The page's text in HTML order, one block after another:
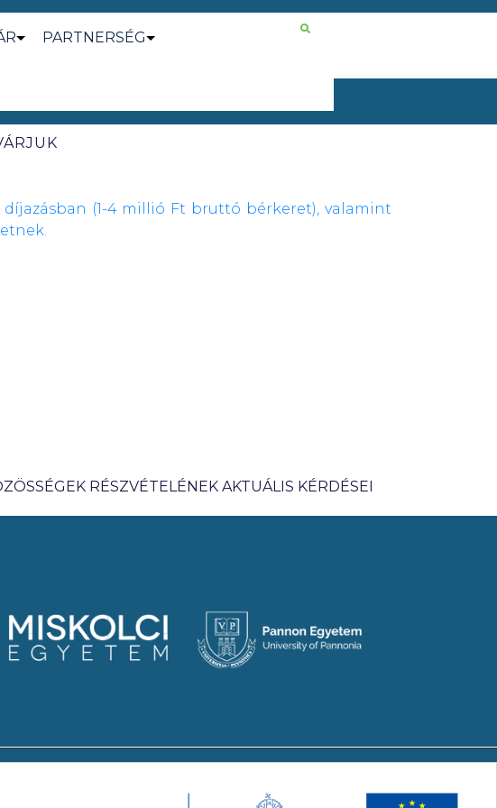
PARTNERSÉG
(1-4 millió Ft bruttó bérkeret), valamint
RÉSZVÉTELÉNEK AKTUÁLIS KÉRDÉSEI
konzorcium megbízásából. Minden jog